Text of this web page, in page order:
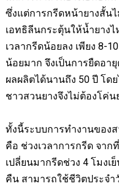
ซึ่งแต่การกรีดหน้ายางสั้น
เอทธิลีนกระตุ้นให้น้ำยาง
เวลากรีดน้อยลง เพียง 8-
น้อยมาก จึงเป็นการยืดอา
ผลผลิตได้นานถึง 50 ปี โด
ชาวสวนยางจึงไม่ต้องโค่น
ทั้งนี้ระบบการทำงานของ
คือ ช่วงเวลาการกรีด จา
เปลี่ยนมากรีดช่วง 4 โมงเ
คืน สามารถใช้ชีวิตประจำ